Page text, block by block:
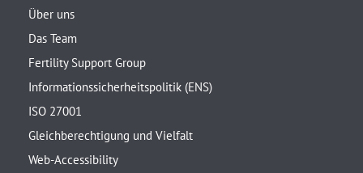
Über uns
Das Team
Fertility Support Group
Informationssicherheitspolitik (ENS)
ISO 27001
Gleichberechtigung und Vielfalt
Web-Accessibility